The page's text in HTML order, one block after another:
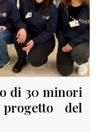
di 30 minori
del